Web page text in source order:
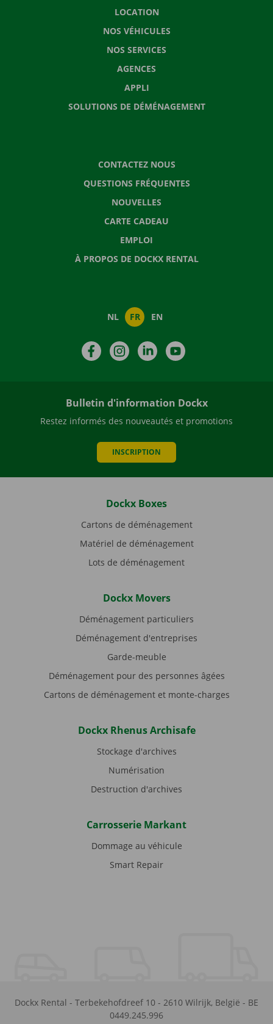
LOCATION
NOS VÉHICULES
NOS SERVICES
AGENCES
APPLI
SOLUTIONS DE DÉMÉNAGEMENT
CONTACTEZ NOUS
QUESTIONS FRÉQUENTES
NOUVELLES
CARTE CADEAU
EMPLOI
À PROPOS DE DOCKX RENTAL
NL FR EN
FacebookInstagramLinkedIn
Bulletin d'information Dockx
Restez informés des nouveautés et promotions
INSCRIPTION
Dockx Boxes
Cartons de déménagement
Matériel de déménagement
Lots de déménagement
Dockx Movers
Déménagement particuliers
Déménagement d'entreprises
Garde-meuble
Déménagement pour des personnes âgées
Cartons de déménagement et monte-charges
Dockx Rhenus Archisafe
Stockage d'archives
Numérisation
Destruction d'archives
Carrosserie Markant
Dommage au véhicule
Smart Repair
Dockx Rental - Terbekehofdreef 10 - 2610 Wilrijk, België - BE
0449.245.996